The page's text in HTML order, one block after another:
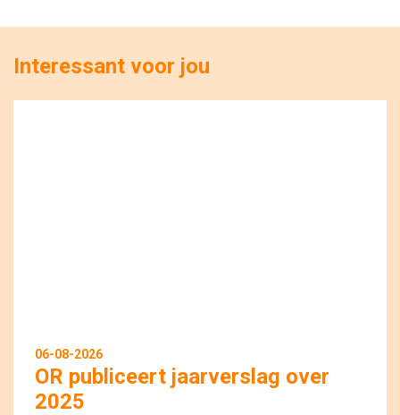
Interessant voor jou
06-08-2026
OR publiceert jaarverslag over
2025